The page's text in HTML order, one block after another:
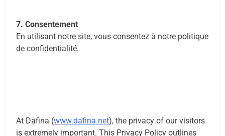
7. Consentement
En utilisant notre site, vous consentez à notre politique
de confidentialité.
At Dafina (www.dafina.net), the privacy of our visitors
is extremely important. This Privacy Policy outlines